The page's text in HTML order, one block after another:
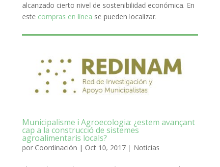
alcanzado cierto nivel de sostenibilidad económica. En
este compras en línea se pueden localizar.
Municipalisme i Agroecologia: ¿estem avançant
cap a la construcció de sistemes
agroalimentaris locals?
por Coordinación | Oct 10, 2017| Noticias